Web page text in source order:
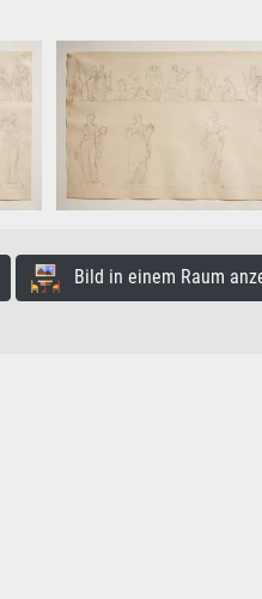
Bild in einem Raum